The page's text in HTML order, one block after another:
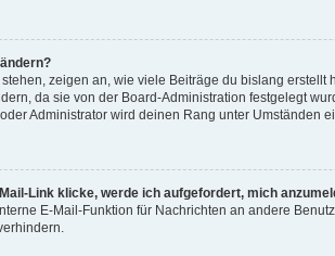
zeigen an, wie viele Beiträge du bislang
da sie von der Board-Administration festgelegt
Administrator wird deinen Rang unter Umständen
Link klicke, werde ich aufgefordert, mich
E-Mail-Funktion für Nachrichten an andere